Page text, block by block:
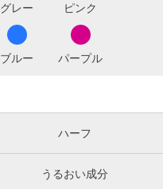
グレー ピンク
ブルー パープル
ハーフ
うるおい成分